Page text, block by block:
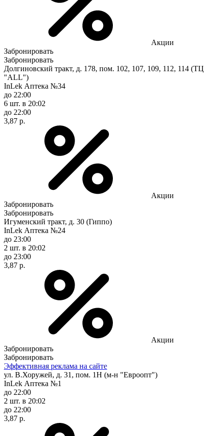
Акции
Забронировать
Забронировать
Долгиновский тракт, д. 178, пом. 102, 107, 109, 112, 114 (ТЦ
"ALL")
InLek Аптека №34
до 22:00
6 шт. в 20:02
до 22:00
3,87 р.
Акции
Забронировать
Забронировать
Игуменский тракт, д. 30 (Гиппо)
InLek Аптека №24
до 23:00
2 шт. в 20:02
до 23:00
3,87 р.
Акции
Забронировать
Забронировать
Эффективная реклама на сайте
ул. В.Хоружей, д. 31, пом. 1Н (м-н "Евроопт")
InLek Аптека №1
до 22:00
2 шт. в 20:02
до 22:00
3,87 р.